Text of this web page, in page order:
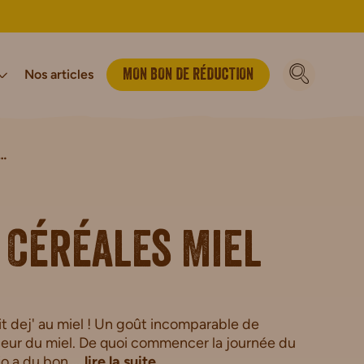
Biscuits Bio
Nos articles MON BON DE RÉDUCTION
Miel
Miel
dej' au miel ! Un goût incomparable de
du miel. De quoi commencer la journée du